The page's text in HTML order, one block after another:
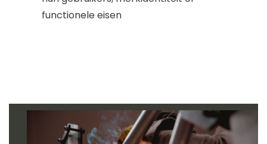
functionele eisen